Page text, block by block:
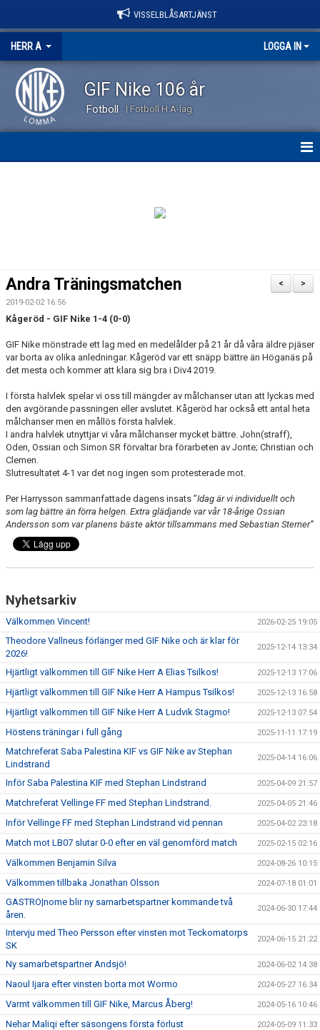
VISSELBLÅSARTJÄNST
HERR A LOGGA IN
GIF Nike 106 år
Fotboll | Fotboll H A-lag
KONTAKT
DOKUMENT
MATCHER
TIDIGARE TRÄNARE
DIV 5 HERR SYDVÄSTRA SKÅNE 2026
>
<
Andra Träningsmatchen
2019-02-02 16:56
Kågeröd - GIF Nike 1-4 (0-0)
GIF Nike mönstrade ett lag med en medelålder på 21 år då våra äldre pjäser
var borta av olika anledningar. Kågeröd var ett snäpp bättre än Höganäs på
det mesta och kommer att klara sig bra i Div4 2019.
I första halvlek spelar vi oss till mängder av målchanser utan att lyckas med
den avgörande passningen eller avslutet. Kågeröd har också ett antal heta
målchanser men en mållös första halvlek.
I andra halvlek utnyttjar vi våra målchanser mycket bättre. John(straff),
Oden, Ossian och Simon SR förvaltar bra förarbeten av Jonte; Christian och
Clemen.
Slutresultatet 4-1 var det nog ingen som protesterade mot.
Per Harrysson sammanfattade dagens insats ”Idag är vi individuellt och
som lag bättre än förra helgen. Extra glädjande var vår 18-årige Ossian
Andersson som var planens bäste aktör tillsammans med Sebastian Sterner”
Nyhetsarkiv
Välkommen Vincent! 2026-02-25 19:05
Theodore Vallneus förlänger med GIF Nike och är klar för
2026!
2025-12-14 13:34
Hjärtligt välkommen till GIF Nike Herr A Elias Tsilkos! 2025-12-13 17:06
Hjärtligt välkommen till GIF Nike Herr A Hampus Tsilkos! 2025-12-13 16:58
Hjärtligt välkommen till GIF Nike Herr A Ludvik Stagmo! 2025-12-13 07:54
Höstens träningar i full gång 2025-11-11 17:19
Matchreferat Saba Palestina KIF vs GIF Nike av Stephan
Lindstrand
2025-04-14 16:06
Inför Saba Palestina KIF med Stephan Lindstrand 2025-04-09 21:57
Matchreferat Vellinge FF med Stephan Lindstrand. 2025-04-05 21:46
Inför Vellinge FF med Stephan Lindstrand vid pennan 2025-04-02 23:18
Match mot LB07 slutar 0-0 efter en väl genomförd match 2025-02-15 02:16
Välkommen Benjamin Silva 2024-08-26 10:15
Välkommen tillbaka Jonathan Olsson 2024-07-18 01:01
GASTRO|nome blir ny samarbetspartner kommande två
åren.
2024-06-30 17:44
Intervju med Theo Persson efter vinsten mot Teckomatorps
SK
2024-06-15 21:22
Ny samarbetspartner Andsjö! 2024-06-02 14:38
Naoul Ijara efter vinsten borta mot Wormo 2024-05-27 16:34
Varmt välkommen till GIF Nike, Marcus Åberg! 2024-05-16 10:46
Nehar Maliqi efter säsongens första förlust 2024-05-09 11:33